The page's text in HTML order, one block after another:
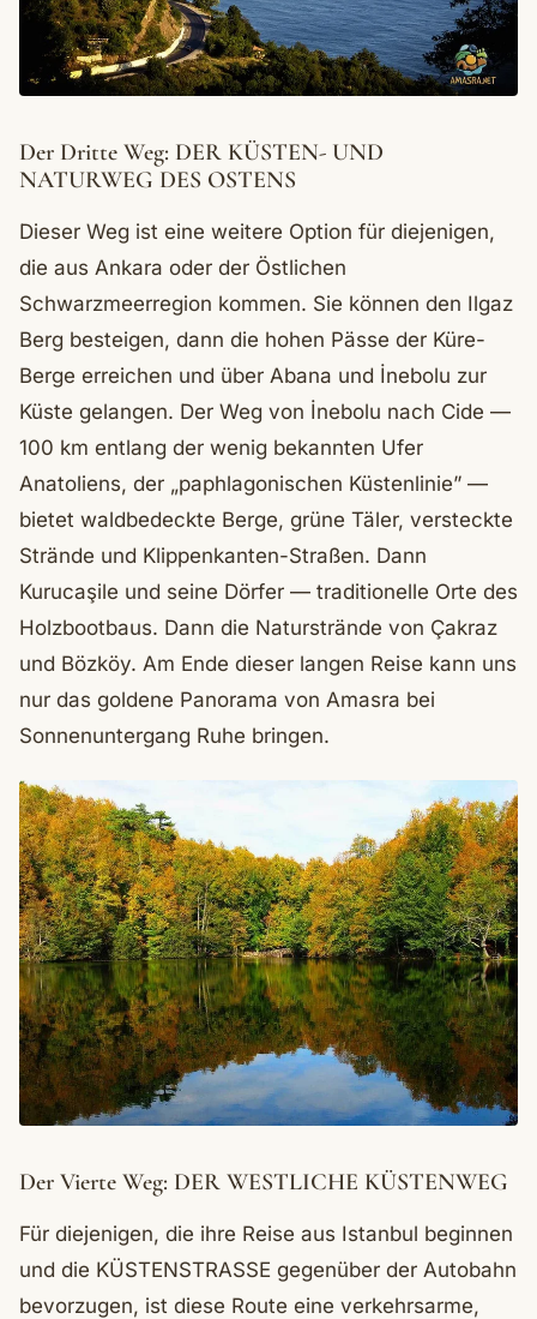
Der Dritte Weg: DER KÜSTEN- UND
NATURWEG DES OSTENS
Dieser Weg ist eine weitere Option für diejenigen,
die aus Ankara oder der Östlichen
Schwarzmeerregion kommen. Sie können den Ilgaz
Berg besteigen, dann die hohen Pässe der Küre-
Berge erreichen und über Abana und İnebolu zur
Küste gelangen. Der Weg von İnebolu nach Cide —
100 km entlang der wenig bekannten Ufer
Anatoliens, der „paphlagonischen Küstenlinie” —
bietet waldbedeckte Berge, grüne Täler, versteckte
Strände und Klippenkanten-Straßen. Dann
Kurucaşile und seine Dörfer — traditionelle Orte des
Holzbootbaus. Dann die Naturstrände von Çakraz
und Bözköy. Am Ende dieser langen Reise kann uns
nur das goldene Panorama von Amasra bei
Sonnenuntergang Ruhe bringen.
Der Vierte Weg: DER WESTLICHE KÜSTENWEG
Für diejenigen, die ihre Reise aus Istanbul beginnen
und die KÜSTENSTRASSE gegenüber der Autobahn
bevorzugen, ist diese Route eine verkehrsarme,